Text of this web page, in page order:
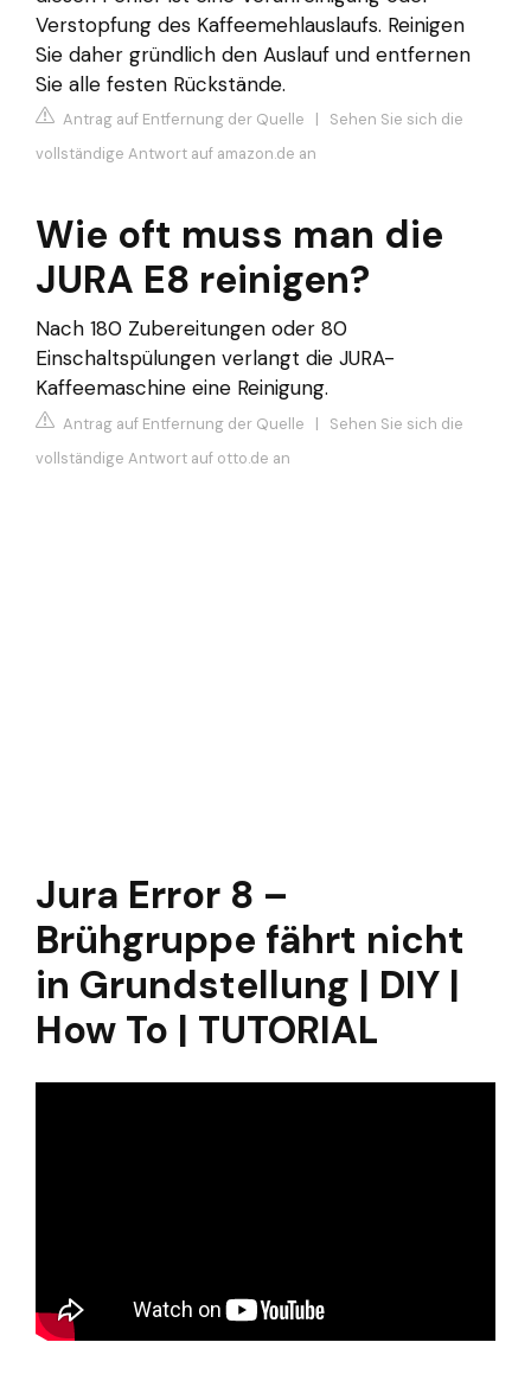
Verstopfung des Kaffeemehlauslaufs. Reinigen
Sie daher gründlich den Auslauf und entfernen
Sie alle festen Rückstände.
Antrag auf Entfernung der Quelle | Sehen Sie sich die
vollständige Antwort auf amazon.de an
Wie oft muss man die
JURA E8 reinigen?
Nach 180 Zubereitungen oder 80
Einschaltspülungen verlangt die JURA-
Kaffeemaschine eine Reinigung.
Antrag auf Entfernung der Quelle | Sehen Sie sich die
vollständige Antwort auf otto.de an
Jura Error 8 –
Brühgruppe fährt nicht
in Grundstellung | DIY |
How To | TUTORIAL